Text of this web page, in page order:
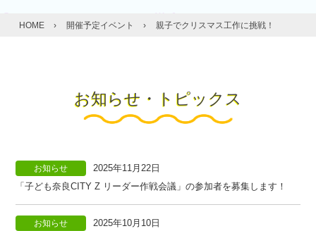
HOME › 開催予定イベント › 親子でクリスマス工作に挑戦！
お知らせ・トピックス
お知らせ
2025年11月22日
「子ども奈良CITY Z リーダー作戦会議」の参加者を募集します！
お知らせ
2025年10月10日